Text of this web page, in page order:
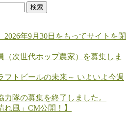
2026年9月30日をもってサイトを閉
（次世代ホップ農家）を募集しま
フトビールの未来～ いよいよ今週
隊の募集を終了しました。
れ風」CM公開！】